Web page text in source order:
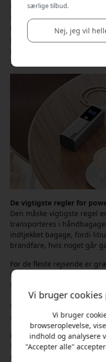
Samtidig er reglerne for
skærpet. Fra april 2026 har
luftfartsmyndigheder
powerbanks i kabinen. Det
powerbank blive hjemme,
grænser, der gælder, før du
De vigtigste regler for
Den måske vigtigste regel
transporteres i
indtjekket bagage, fordi
brandfare, hvis noget går
For de fleste rejsende er
betyder mest. Powerbanks
tilladt hos stort set alle
100 og 160 Wh kræver
flyselskabet, mens større
medbringes.
Hvad betyder egentlig Wh
Mange producenter
mAh, altså milliampere-
Vi bruger
Vi bruger
browseroplevelse,
indhold og analysere
"Accepter alle"
særlige tilbud.
Nej, jeg vil